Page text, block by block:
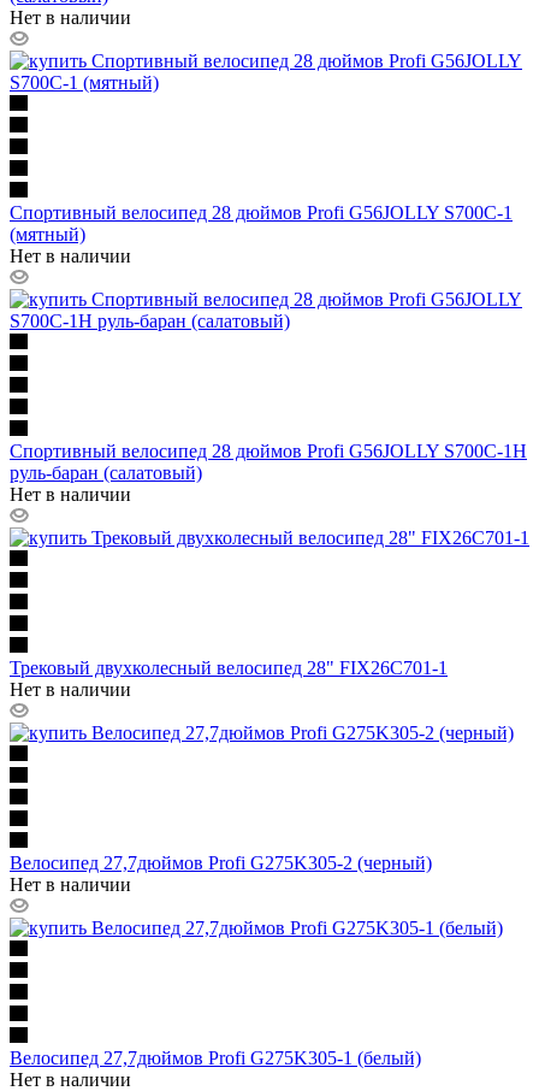
Нет в наличии
Спортивный велосипед 28 дюймов Profi G56JOLLY S700C-1
(мятный)
Нет в наличии
Спортивный велосипед 28 дюймов Profi G56JOLLY S700C-1H
руль-баран (салатовый)
Нет в наличии
Трековый двухколесный велосипед 28" FIX26C701-1
Нет в наличии
Велосипед 27,7дюймов Profi G275K305-2 (черный)
Нет в наличии
Велосипед 27,7дюймов Profi G275K305-1 (белый)
Нет в наличии